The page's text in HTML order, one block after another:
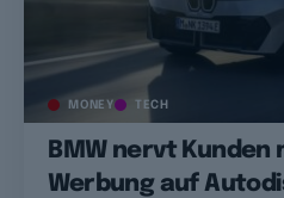
MONEY TECH
BMW nervt Kunden
Werbung auf